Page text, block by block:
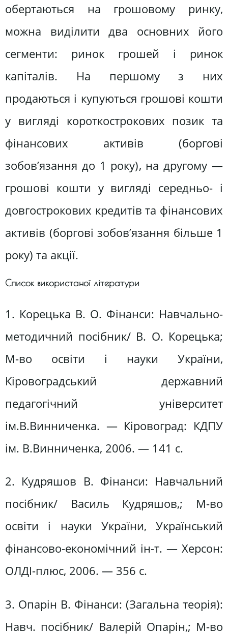
обертаються на грошовому ринку,
можна виділити два основних його
сегменти: ринок грошей і ринок
капіталів. На першому з них
продаються і купуються грошові кошти
у вигляді короткострокових позик та
фінансових активів (боргові
зобов’язання до 1 року), на другому —
грошові кошти у вигляді середньо- і
довгострокових кредитів та фінансових
активів (боргові зобов’язання більше 1
року) та акції.
Список використаної літератури
1. Корецька В. О. Фінанси: Навчально-
методичний посібник/ В. О. Корецька;
М-во освіти і науки України,
Кіровоградський державний
педагогічний університет
ім.В.Винниченка. — Кіровоград: КДПУ
ім. В.Винниченка, 2006. — 141 с.
2. Кудряшов В. Фінанси: Навчальний
посібник/ Василь Кудряшов,; М-во
освіти і науки України, Український
фінансово-економічний ін-т. — Херсон:
ОЛДІ-плюс, 2006. — 356 с.
3. Опарін В. Фінанси: (Загальна теорія):
Навч. посібник/ Валерій Опарін,; М-во